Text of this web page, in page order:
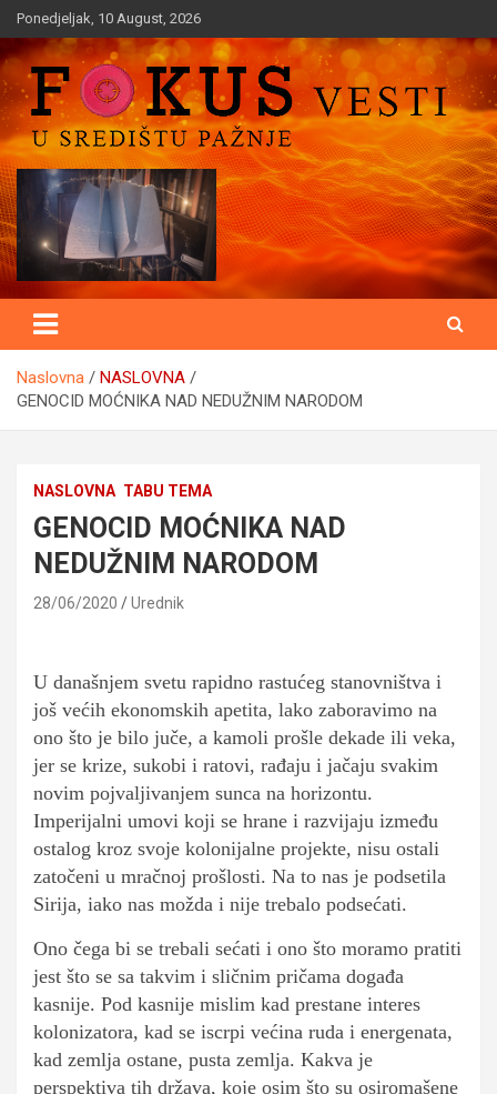
Skip
to
content
Ponedjeljak, 10 August, 2026
Fokusvesti
U središtu pažnje
Naslovna
NASLOVNA
GENOCID MOĆNIKA NAD NEDUŽNIM NARODOM
NASLOVNA TABU TEMA
GENOCID MOĆNIKA NAD
NEDUŽNIM NARODOM
28/06/2020 Urednik
U današnjem svetu rapidno rastućeg stanovništva i
još većih ekonomskih apetita, lako zaboravimo na
ono što je bilo juče, a kamoli prošle dekade ili veka,
jer se krize, sukobi i ratovi, rađaju i jačaju svakim
novim pojvaljivanjem sunca na horizontu.
Imperijalni umovi koji se hrane i razvijaju između
ostalog kroz svoje kolonijalne projekte, nisu ostali
zatočeni u mračnoj prošlosti. Na to nas je podsetila
Sirija, iako nas možda i nije trebalo podsećati.
Ono čega bi se trebali sećati i ono što moramo pratiti
jest što se sa takvim i sličnim pričama događa
kasnije. Pod kasnije mislim kad prestane interes
kolonizatora, kad se iscrpi većina ruda i energenata,
kad zemlja ostane, pusta zemlja. Kakva je
perspektiva tih država, koje osim što su osiromašene